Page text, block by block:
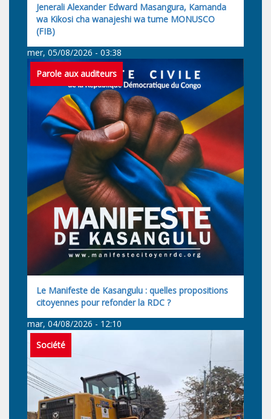
Jenerali Alexander Edward Masangura, Kamanda
wa Kikosi cha wanajeshi wa tume MONUSCO
(FIB)
mer, 05/08/2026 - 03:38
Le Manifeste de Kasangulu : quelles propositions
citoyennes pour refonder la RDC ?
mar, 04/08/2026 - 12:10
Parole aux auditeurs
Société